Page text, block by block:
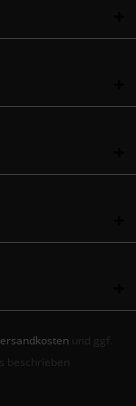
und ggf.
beschrieben